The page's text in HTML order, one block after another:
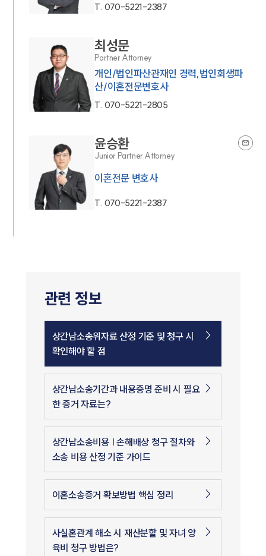
인재채용
만화로 보는 사례
T. 070-5221-2387
최성문
Partner Attorney
개인/법인파산관재인 경력,법인회생파
산/이혼전문변호사
T. 070-5221-2805
윤승환
Junior Partner Attorney
이혼전문 변호사
T. 070-5221-2387
관련 정보
상간남소송위자료 산정 기준 및 청구 시
확인해야 할 점
상간남소송기간과 내용증명 준비 시 필요
한 증거 자료는?
상간남소송비용 | 손해배상 청구 절차와
소송 비용 산정 기준 가이드
이혼소송증거 확보방법 핵심 정리
사실혼관계 해소 시 재산분할 및 자녀 양
육비 청구 방법은?